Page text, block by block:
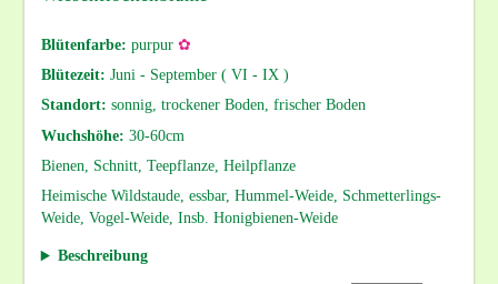
Blütenfarbe: purpur ✿
Blütezeit: Juni - September ( VI - IX )
Standort: sonnig, trockener Boden, frischer Boden
Wuchshöhe: 30-60cm
Bienen, Schnitt, Teepflanze, Heilpflanze
Heimische Wildstaude, essbar, Hummel-Weide, Schmetterlings-
Weide, Vogel-Weide, Insb. Honigbienen-Weide
Beschreibung